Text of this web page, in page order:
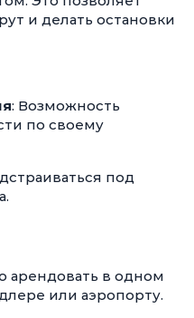
и делать остановки
: Возможность
по своему
под
в одном
или аэропорту.